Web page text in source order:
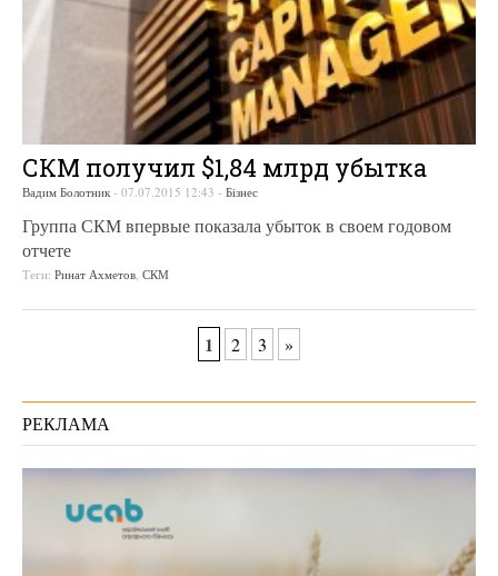
СКМ получил $1,84 млрд убытка
Вадим Болотник - 07.07.2015 12:43 - Бізнес
Группа СКМ впервые показала убыток в своем годовом
отчете
Теги: Ринат Ахметов, СКМ
1 2 3 »
РЕКЛАМА